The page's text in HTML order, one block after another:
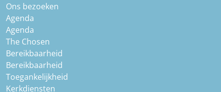
Ons bezoeken
Agenda
Agenda
The Chosen
Bereikbaarheid
Bereikbaarheid
Toegankelijkheid
Kerkdiensten